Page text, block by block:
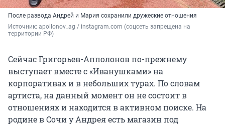
После развода Андрей и Мария сохранили дружеские отношения
Источник: apollonov_ag / instagram.com (соцсеть запрещена на
территории РФ)
Сейчас Григорьев-Апполонов по-прежнему
выступает вместе с «Иванушками» на
корпоративах и в небольших турах. По словам
артиста, на данный момент он не состоит в
отношениях и находится в активном поиске. На
родине в Сочи у Андрея есть магазин под